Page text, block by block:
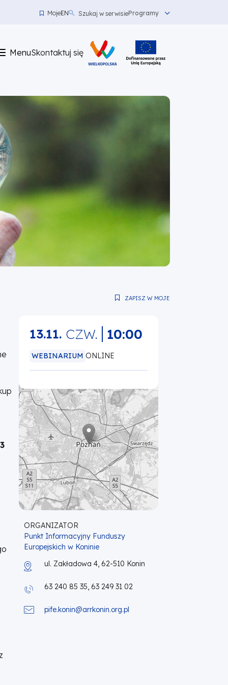
MojeEN
top
left
Szukaj w serwisieProgramy
Menu
Skontaktuj
Skontaktuj się
ZAPISZ W MOJE
13.11. CZW. 10:00
WEBINARIUM ONLINE
ORGANIZATOR
Punkt Informacyjny Funduszy
Europejskich w Koninie
ul. Zakładowa 4, 62-510 Konin
63 240 85 35, 63 249 31 02
pife.konin@arrkonin.org.pl